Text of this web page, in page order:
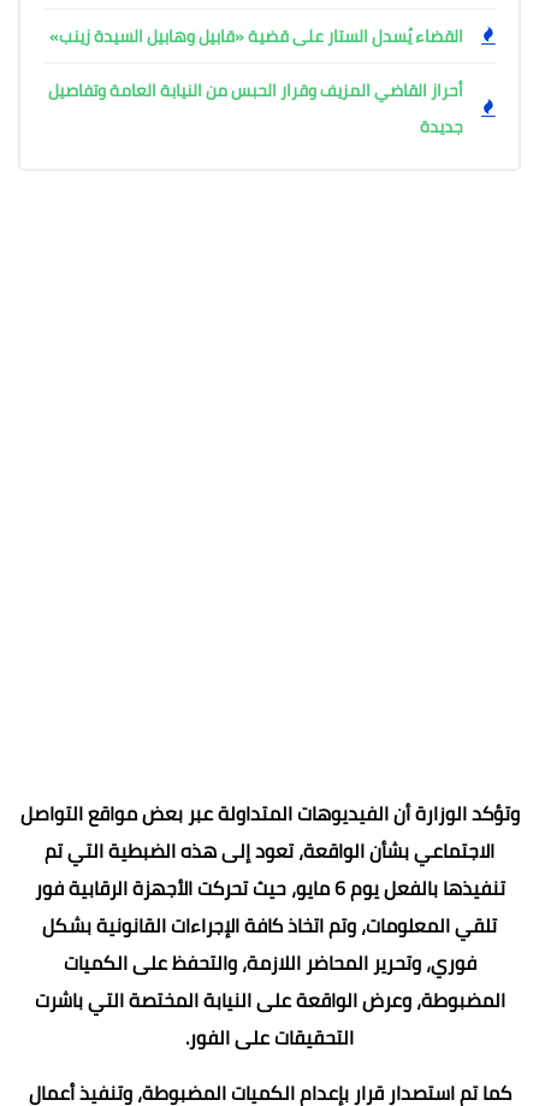
القضاء يُسدل الستار على قضية «قابيل وهابيل السيدة زينب»
أحراز القاضي المزيف وقرار الحبس من النيابة العامة وتفاصيل
جديدة
وتؤكد الوزارة أن الفيديوهات المتداولة عبر بعض مواقع التواصل
الاجتماعي بشأن الواقعة، تعود إلى هذه الضبطية التي تم
تنفيذها بالفعل يوم 6 مايو، حيث تحركت الأجهزة الرقابية فور
تلقي المعلومات، وتم اتخاذ كافة الإجراءات القانونية بشكل
فوري، وتحرير المحاضر اللازمة، والتحفظ على الكميات
المضبوطة، وعرض الواقعة على النيابة المختصة التي باشرت
التحقيقات على الفور.
كما تم استصدار قرار بإعدام الكميات المضبوطة، وتنفيذ أعمال